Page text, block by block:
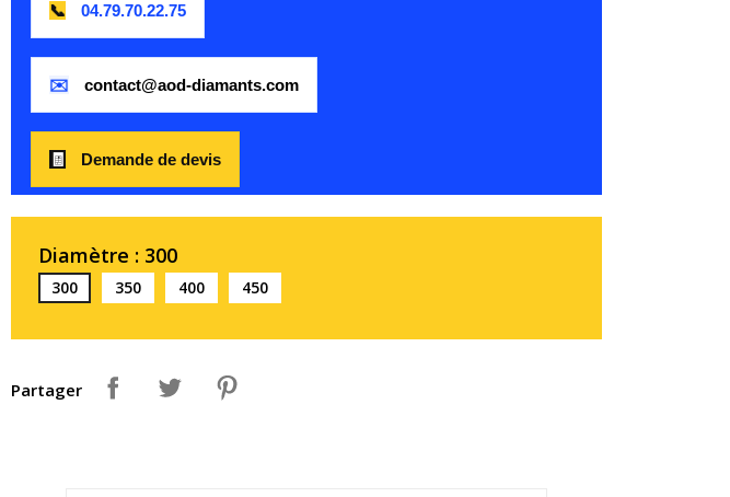
📞 04.79.70.22.75
✉️ contact@aod-diamants.com
🧾 Demande de devis
Diamètre : 300
300 350 400 450
Partager